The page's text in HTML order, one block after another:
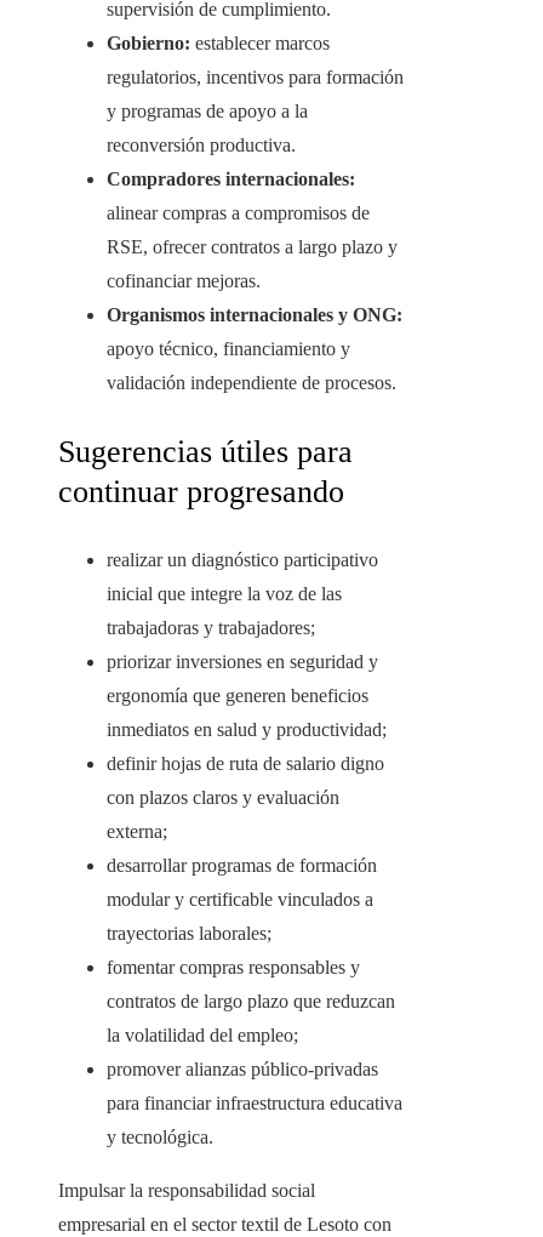
supervisión de cumplimiento.
Gobierno: establecer marcos
regulatorios, incentivos para formación
y programas de apoyo a la
reconversión productiva.
Compradores internacionales:
alinear compras a compromisos de
RSE, ofrecer contratos a largo plazo y
cofinanciar mejoras.
Organismos internacionales y ONG:
apoyo técnico, financiamiento y
validación independiente de procesos.
Sugerencias útiles para
continuar progresando
realizar un diagnóstico participativo
inicial que integre la voz de las
trabajadoras y trabajadores;
priorizar inversiones en seguridad y
ergonomía que generen beneficios
inmediatos en salud y productividad;
definir hojas de ruta de salario digno
con plazos claros y evaluación
externa;
desarrollar programas de formación
modular y certificable vinculados a
trayectorias laborales;
fomentar compras responsables y
contratos de largo plazo que reduzcan
la volatilidad del empleo;
promover alianzas público-privadas
para financiar infraestructura educativa
y tecnológica.
Impulsar la responsabilidad social
empresarial en el sector textil de Lesoto con